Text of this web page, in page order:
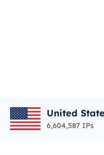
United
6,604,587 IPs